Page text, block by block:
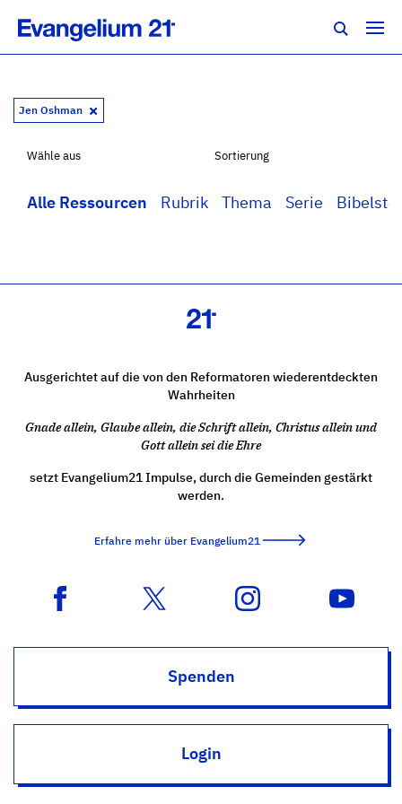
Jen Oshman
Wähle aus
Alle Ressourcen Rubrik Thema Serie
Sortierung
Ausgerichtet auf die von den Reformatoren wiederentdeckten
Wahrheiten
Gnade allein, Glaube allein, die Schrift allein, Christus allein und
Gott allein sei die Ehre
setzt Evangelium21 Impulse, durch die Gemeinden gestärkt
werden.
Erfahre mehr über Evangelium21
Spenden
Login